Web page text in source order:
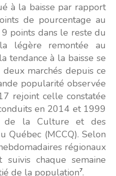
à la baisse par rapport
de pourcentage au
points dans le reste du
légère remontée au
tendance à la baisse se
marchés depuis ce
popularité observée
rejoint celle constatée
en 2014 et 1999
de la Culture et des
Québec (MCCQ). Selon
régionaux
suivis chaque semaine
de la population7.